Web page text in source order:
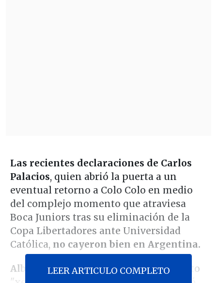
Las recientes declaraciones de Carlos
Palacios, quien abrió la puerta a un
eventual retorno a Colo Colo en medio
del complejo momento que atraviesa
Boca Juniors tras su eliminación de la
Copa Libertadores ante Universidad
Católica, no cayeron bien en Argentina.
Alberto Márcico,referente del conjunto
LEER ARTICULO COMPLETO